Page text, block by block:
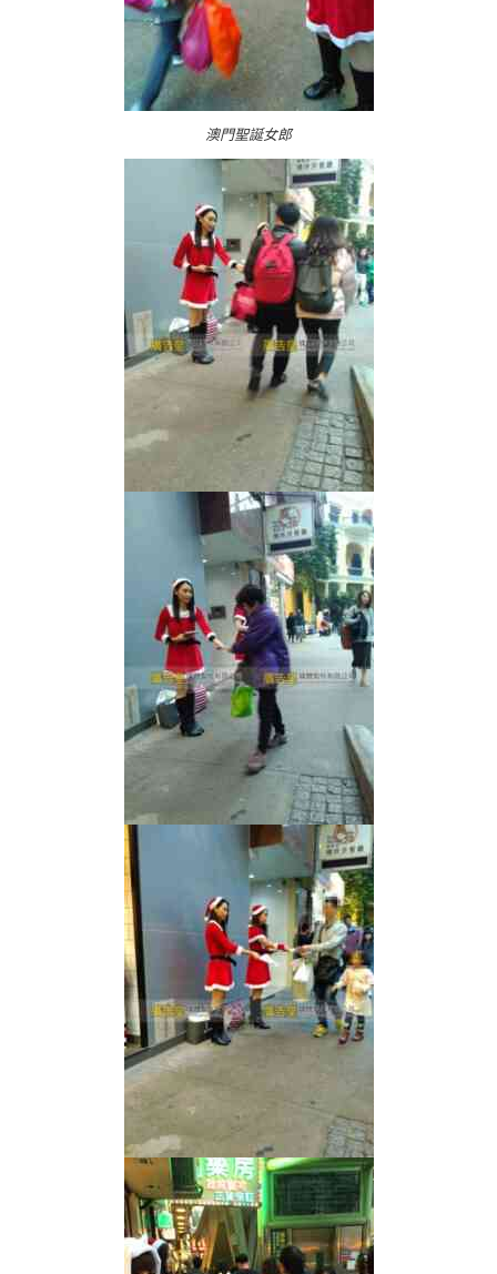
澳門聖誕女郎